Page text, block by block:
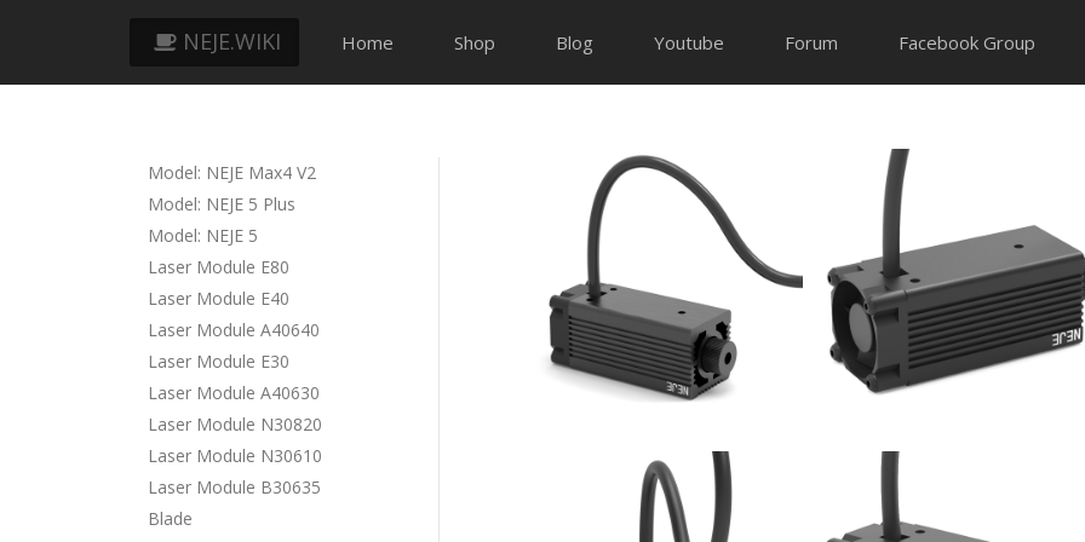
NEJE.WIKI Home Shop Blog Youtube Forum Facebook Group
Model: NEJE Max4 V2
Model: NEJE 5 Plus
Model: NEJE 5
Laser Module E80
Laser Module E40
Laser Module A40640
Laser Module E30
Laser Module A40630
Laser Module N30820
Laser Module N30610
Laser Module B30635
Blade